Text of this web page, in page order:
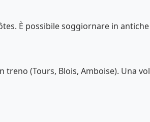
È possibile soggiornare in
treno (Tours, Blois, Amboise). Una